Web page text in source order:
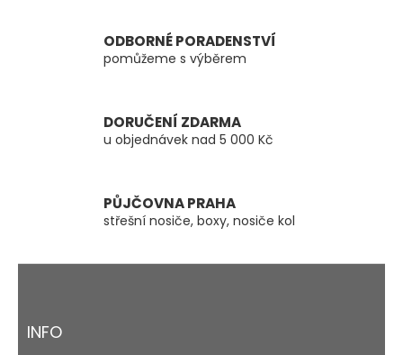
p
r
y
v
ý
s
u
ODBORNÉ PORADENSTVÍ
pomůžeme s výběrem
DORUČENÍ ZDARMA
u objednávek nad 5 000 Kč
PŮJČOVNA PRAHA
střešní nosiče, boxy, nosiče kol
Z
aINFO